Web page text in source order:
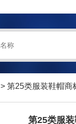
> 第25类服装鞋帽商
第25类服